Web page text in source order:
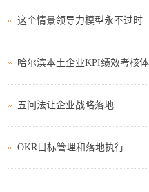
这个情景领导力模型永不过时
哈尔滨本土企业KPI绩效考核
五问法让企业战略落地
OKR目标管理和落地执行